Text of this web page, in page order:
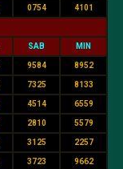
0754 4101
SAB MIN
9584 8952
7325 8133
4514 6559
2810 5579
3125 2257
3723 9662